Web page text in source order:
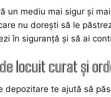
un mediu mai sigur și
nu dorești să le
în siguranță și să ai
locuit curat și
depozitare te ajută să